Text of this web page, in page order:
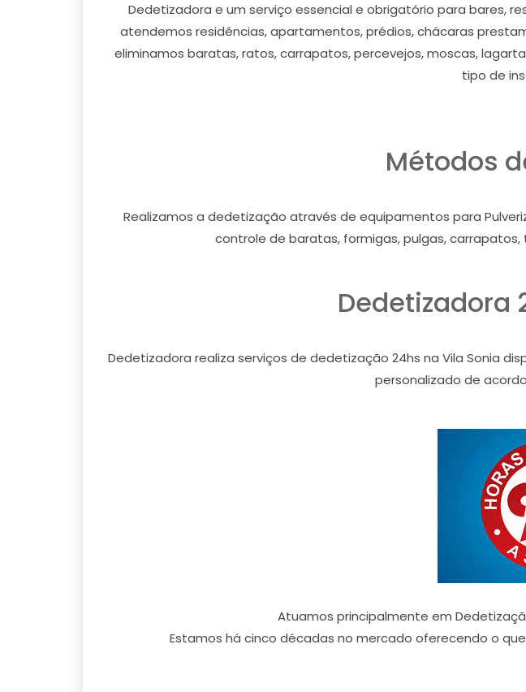
Dedetizadora e um serviço essencial e obrigatório para bares,
atendemos residências, apartamentos, prédios, chácaras
eliminamos baratas, ratos, carrapatos, percevejos, moscas,
tipo de
Métodos
Realizamos a dedetização através de equipamentos para
controle de baratas, formigas, pulgas,
Dedetizadora
Dedetizadora realiza serviços de dedetização 24hs na Vila Sonia
personalizado de
Atuamos principalmente em
Estamos há cinco décadas no mercado oferecendo o